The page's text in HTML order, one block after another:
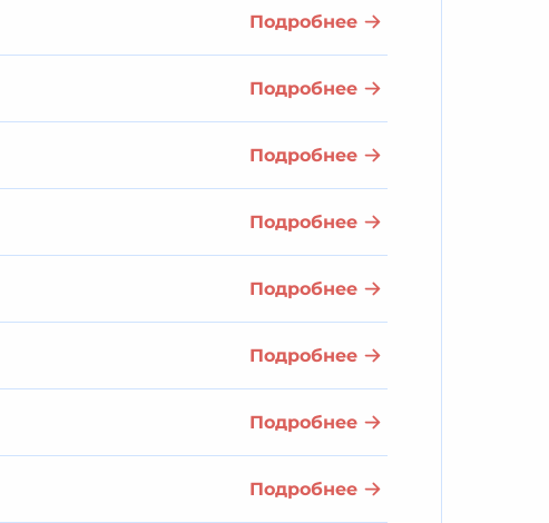
Подробнее
Подробнее
Подробнее
Подробнее
Подробнее
Подробнее
Подробнее
Подробнее